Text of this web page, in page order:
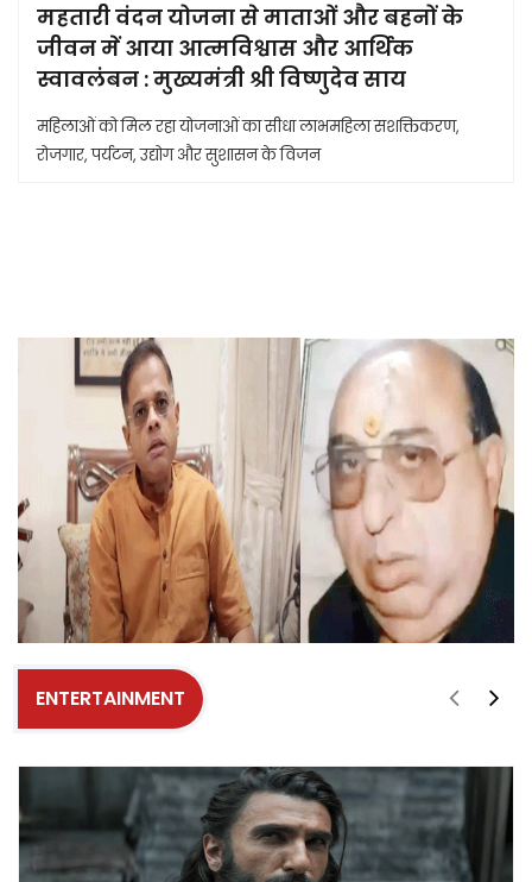
महतारी वंदन योजना से माताओं और बहनों के
जीवन में आया आत्मविश्वास और आर्थिक
स्वावलंबन : मुख्यमंत्री श्री विष्णुदेव साय
महिलाओं को मिल रहा योजनाओं का सीधा लाभमहिला सशक्तिकरण,
रोजगार, पर्यटन, उद्योग और सुशासन के विजन
ENTERTAINMENT